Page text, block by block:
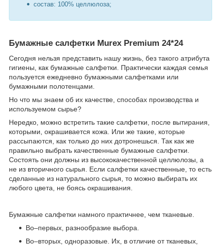
состав: 100% целлюлоза;
Бумажные салфетки Murex Premium 24*24
Сегодня нельзя представить нашу жизнь, без такого атрибута
гигиены, как бумажные салфетки. Практически каждая семья
пользуется ежедневно бумажными салфетками или
бумажными полотенцами.
Но что мы знаем об их качестве, способах производства и
используемом сырье?
Нередко, можно встретить такие салфетки, после вытирания,
которыми, окрашивается кожа. Или же такие, которые
рассыпаются, как только до них дотронешься. Так как же
правильно выбрать качественные бумажные салфетки.
Состоять они должны из высококачественной целлюлозы, а
не из вторичного сырья. Если салфетки качественные, то есть
сделанные из натурального сырья, то можно выбирать их
любого цвета, не боясь окрашивания.
Бумажные салфетки намного практичнее, чем тканевые.
Во–первых, разнообразие выбора.
Во–вторых, одноразовые. Их, в отличие от тканевых,